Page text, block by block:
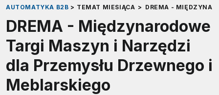
AUTOMATYKA B2B > TEMAT MIESIĄCA > DREMA -
DREMA - Międzynarodowe
Targi Maszyn i Narzędzi
dla Przemysłu Drzewnego i
Meblarskiego